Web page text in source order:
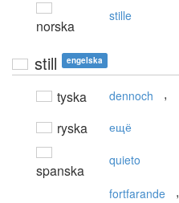
norska
stille
still engelska
tyska dennoch ,
ryska ещё
spanska
quieto
fortfarande ,